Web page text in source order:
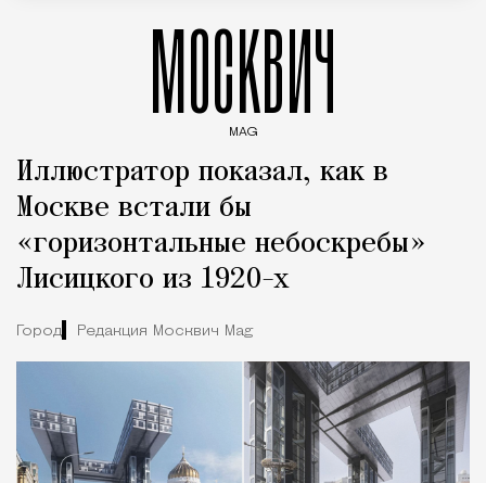
МОСКВИЧ
MAG
Иллюстратор показал, как в
Москве встали бы
«горизонтальные небоскребы»
Лисицкого из 1920-х
Город Редакция Москвич Mag